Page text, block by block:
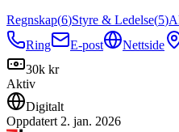
Regnskap(6)Styre & Ledelse(5)
Ring
E-post Nettside
30k kr
Aktiv
Digitalt
Oppdatert 2. jan. 2026